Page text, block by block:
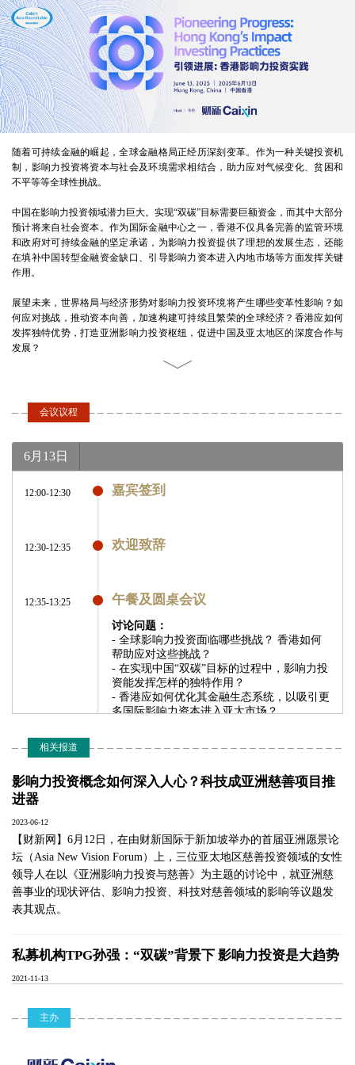
随着可持续金融的崛起，全球金融格局正经历深刻变革。作为一种关键投资机
制，影响力投资将资本与社会及环境需求相结合，助力应对气候变化、贫困和
不平等等全球性挑战。
中国在影响力投资领域潜力巨大。实现“双碳”目标需要巨额资金，而其中大部分
预计将来自社会资本。作为国际金融中心之一，香港不仅具备完善的监管环境
和政府对可持续金融的坚定承诺，为影响力投资提供了理想的发展生态，还能
在填补中国转型金融资金缺口、引导影响力资本进入内地市场等方面发挥关键
作用。
展望未来，世界格局与经济形势对影响力投资环境将产生哪些变革性影响？如
何应对挑战，推动资本向善，加速构建可持续且繁荣的全球经济？香港应如何
发挥独特优势，打造亚洲影响力投资枢纽，促进中国及亚太地区的深度合作与
发展？
会议议程
6月13日
12:00-12:30 嘉宾签到
12:30-12:35 欢迎致辞
12:35-13:25 午餐及圆桌会议
讨论问题：
- 全球影响力投资面临哪些挑战？ 香港如何
帮助应对这些挑战？
- 在实现中国“双碳”目标的过程中，影响力投
资能发挥怎样的独特作用？
- 香港应如何优化其金融生态系统，以吸引更
多国际影响力资本进入亚太市场？
- 中国内地和香港有哪些成功的影响力投资案
发言嘉宾：
巩姬蒂，香港证监会国际事务及可持续金融
总管
周冠英，香港交易所集团总法律顾问及集团
监
任
相关报道
影响力投资概念如何深入人心？科技成亚洲慈善项目推
进器
2023-06-12
【财新网】6月12日，在由财新国际于新加坡举办的首届亚洲愿景论
坛（Asia New Vision Forum）上，三位亚太地区慈善投资领域的女性
领导人在以《亚洲影响力投资与慈善》为主题的讨论中，就亚洲慈
善事业的现状评估、影响力投资、科技对慈善领域的影响等议题发
表其观点。
私募机构TPG孙强：“双碳”背景下 影响力投资是大趋势
2021-11-13
得良好的投资回报，进行“影响力投资”是可行路径。11月13日，在
2021年第十二届财新峰会上私募机构TPG集团中国管理合伙人孙强
主办